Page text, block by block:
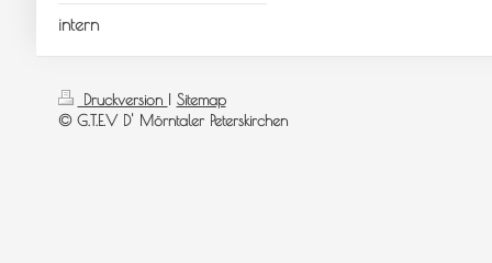
intern
Druckversion
Sitemap
© G.T.E.V D' Mörntaler Peterskirchen